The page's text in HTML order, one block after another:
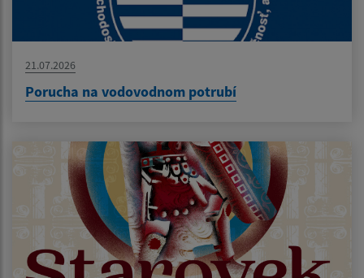
21.07.2026
Porucha na vodovodnom potrubí